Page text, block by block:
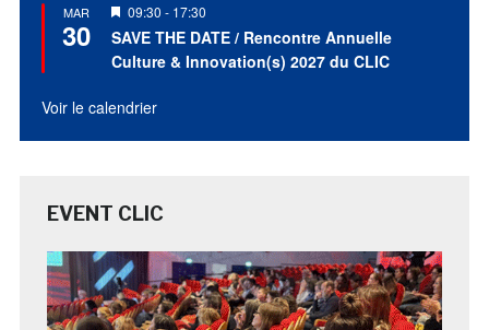
MAR
30
Mis
en
avant
09:30 - 17:30
SAVE THE DATE / Rencontre Annuelle
Culture & Innovation(s) 2027 du CLIC
Voir le calendrier
EVENT CLIC